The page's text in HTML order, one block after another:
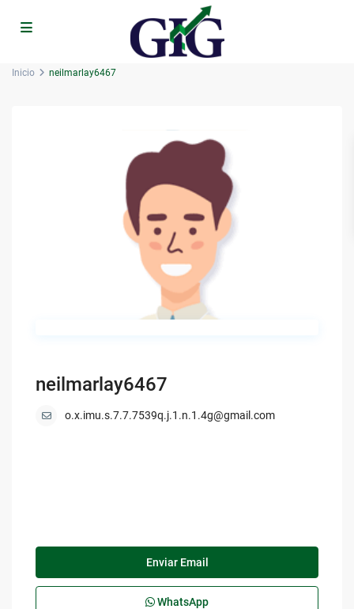
Inicio neilmarlay6467
neilmarlay6467
o.x.imu.s.7.7.7539q.j.1.n.1.4g@gmail.com
Enviar Email
WhatsApp